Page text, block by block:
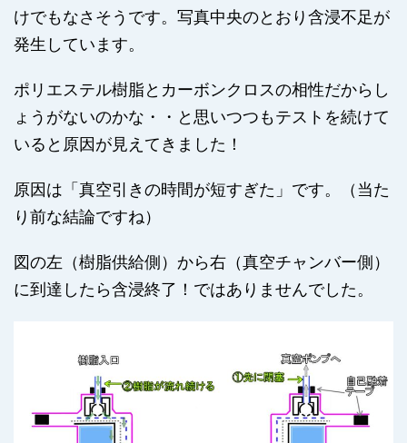
けでもなさそうです。写真中央のとおり含浸不足が
発生しています。
ポリエステル樹脂とカーボンクロスの相性だからし
ょうがないのかな・・と思いつつもテストを続けて
いると原因が見えてきました！
原因は「真空引きの時間が短すぎた」です。（当た
り前な結論ですね）
図の左（樹脂供給側）から右（真空チャンバー側）
に到達したら含浸終了！ではありませんでした。